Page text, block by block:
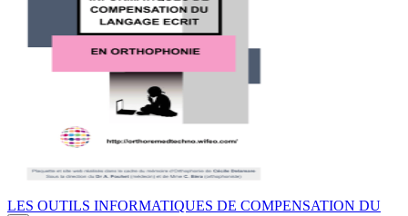
LES OUTILS INFORMATIQUES DE COMPENSATION DU